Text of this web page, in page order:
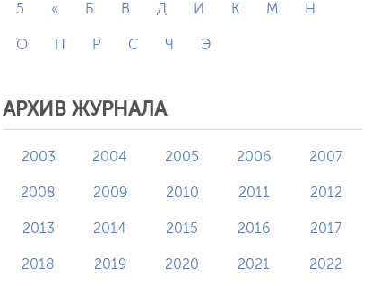
5 « Б В Д И К М Н
О П Р С Ч Э
АРХИВ ЖУРНАЛА
2003 2004 2005 2006 2007
2008 2009 2010 2011 2012
2013 2014 2015 2016 2017
2018 2019 2020 2021 2022